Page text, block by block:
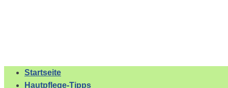
Startseite
Hautpflege-Tipps